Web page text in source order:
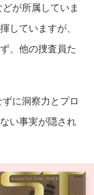
が所属していま
していますが、
、他の捜査員た
に洞察力とプロ
い事実が隠され